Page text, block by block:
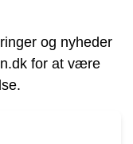
og nyheder
for at være